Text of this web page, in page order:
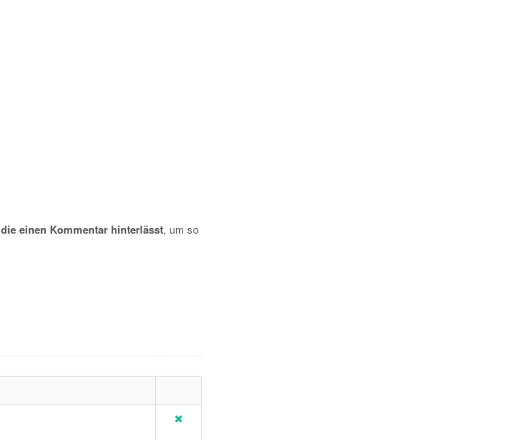
die einen Kommentar hinterlässt, um so